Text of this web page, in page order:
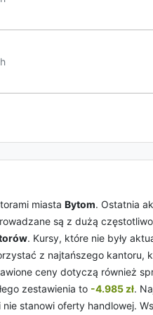
miasta Bytom. Ostatnia
są z dużą
. Kursy, które nie były
z najtańszego kantoru,
ceny dotyczą również
zestawienia to -4.985 zł.
stanowi oferty handlowej.